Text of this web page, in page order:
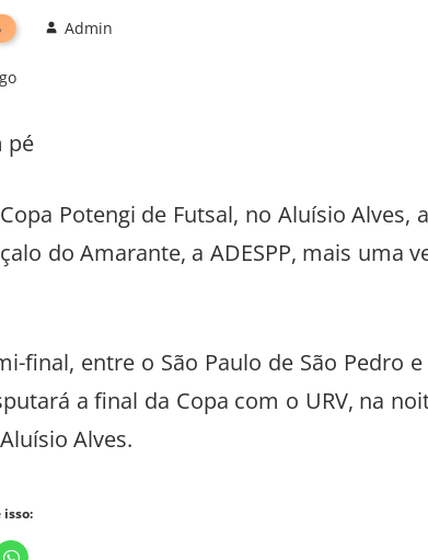
Admin
Potengi de Futsal, no Aluísio Alves,
do Amarante, a ADESPP, mais uma
final, entre o São Paulo de São Pedro
a final da Copa com o URV, na
Alves.